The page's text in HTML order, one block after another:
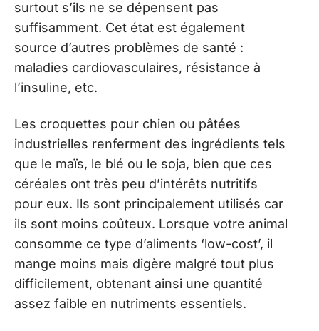
surtout s’ils ne se dépensent pas
suffisamment. Cet état est également
source d’autres problèmes de santé :
maladies cardiovasculaires, résistance à
l’insuline, etc.
Les croquettes pour chien ou pâtées
industrielles renferment des ingrédients tels
que le maïs, le blé ou le soja, bien que ces
céréales ont très peu d’intérêts nutritifs
pour eux. Ils sont principalement utilisés car
ils sont moins coûteux. Lorsque votre animal
consomme ce type d’aliments ‘low-cost’, il
mange moins mais digère malgré tout plus
difficilement, obtenant ainsi une quantité
assez faible en nutriments essentiels.